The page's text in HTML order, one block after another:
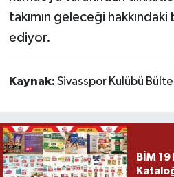
takımın geleceği
ediyor.
Kaynak: Sivasspor Kulübü
BİM